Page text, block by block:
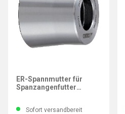
ER-Spannmutter für
Spanzangenfutter
Sofort versandbereit